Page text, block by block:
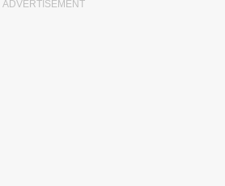
ADVERTISEMENT